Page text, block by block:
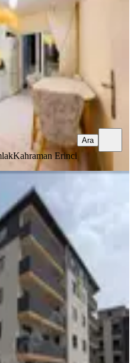
Kat· 01.06.2026
Kahraman Erinci
Ara
Doğukent Beyza
Satılık 4+1 Daire
Kent Mahallesi
Kat 20.05.2026
Ramazan Yıldız